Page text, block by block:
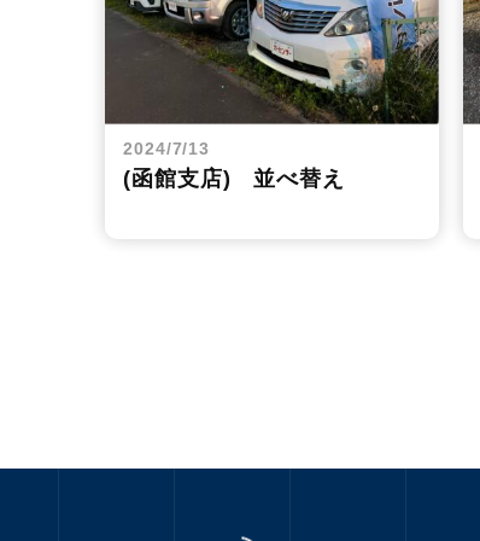
2024/7/13
(函館支店) 並べ替え